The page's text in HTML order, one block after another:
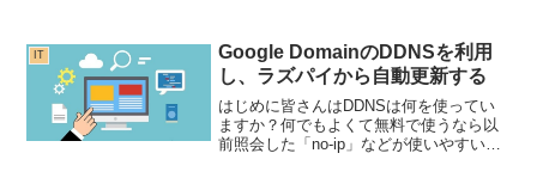
は、一定間隔でpingを送って、その結果
をグラフにしたり通知し...
IT
Google DomainのDDNSを利用
し、ラズパイから自動更新する
はじめに皆さんはDDNSは何を使ってい
ますか？何でもよくて無料で使うなら以
前照会した「no-ip」などが使いやすいで